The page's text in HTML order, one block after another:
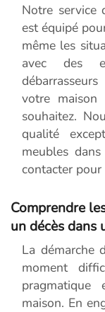
Notre service
est équipé
même les
avec des
votre
souhaitez.
qualité
meubles
contacter
Comprendre
un décès dans
La démarche
moment
maison. En